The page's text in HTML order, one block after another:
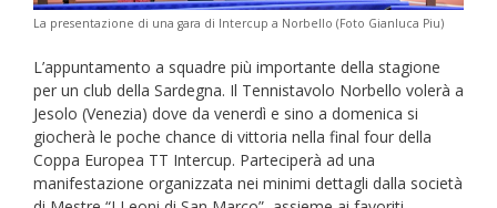
La presentazione di una gara di Intercup a Norbello (Foto Gianluca Piu)
L’appuntamento a squadre più importante della stagione
per un club della Sardegna. Il Tennistavolo Norbello volerà a
Jesolo (Venezia) dove da venerdì e sino a domenica si
giocherà le poche chance di vittoria nella final four della
Coppa Europea TT Intercup. Parteciperà ad una
manifestazione organizzata nei minimi dettagli dalla società